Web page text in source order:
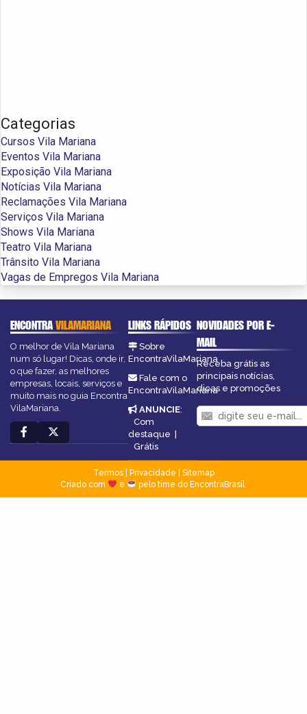
Categorias
Cursos Vila Mariana
Eventos Vila Mariana
Exposição Vila Mariana
Notícias Vila Mariana
Reclamações Vila Mariana
Serviços Vila Mariana
Shows Vila Mariana
Teatro Vila Mariana
Trânsito Vila Mariana
Vagas de Empregos Vila Mariana
ENCONTRAVILAMARIANA
O melhor de Vila Mariana
num só lugar! Dicas, onde ir,
o que fazer, as melhores
empresas, locais, serviços e
muito mais no guia Encontra
VilaMariana.
LINKS RÁPIDOS
Sobre
EncontraVilaMariana
Fale com o
EncontraVilaMariana
ANUNCIE:
Com
destaque |
Grátis
NOVIDADES POR E-
MAIL
Receba grátis as
principais notícias,
dicas e promoções
Termos| Privacidade
Sitemap
Criado com
e pelo time do EncontraBrasil